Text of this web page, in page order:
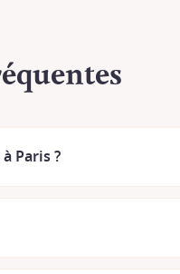
Paris ?